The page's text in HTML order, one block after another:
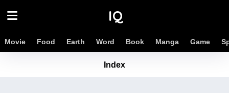
IQ
Movie Food Earth Word Book Manga Game
Index